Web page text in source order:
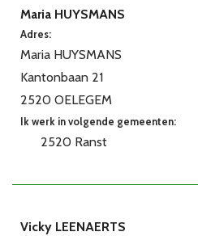
Maria HUYSMANS
Adres:
Maria HUYSMANS
Kantonbaan 21
2520 OELEGEM
Ik werk in volgende gemeenten:
2520 Ranst
Vicky LEENAERTS